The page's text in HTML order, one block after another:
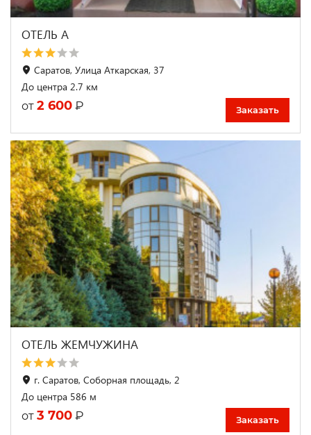
ОТЕЛЬ А
Саратов, Улица Аткарская, 37
До центра 2.7 км
от 2 600 ₽ Заказать
ОТЕЛЬ ЖЕМЧУЖИНА
г. Саратов, Соборная площадь, 2
До центра 586 м
от 3 700 ₽ Заказать